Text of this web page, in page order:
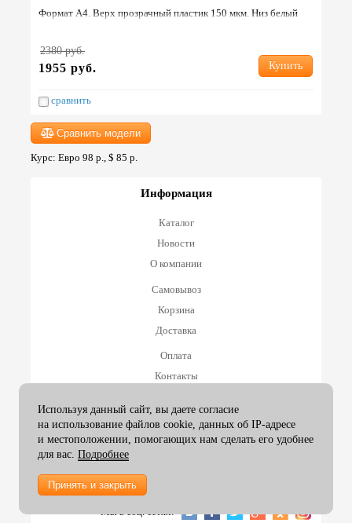
Формат А4. Верх прозрачный пластик 150 мкм. Низ белый
2380 руб.
1955 руб. Купить
сравнить
Сравнить модели
Курс: Евро 98 р., $ 85 р.
Информация
Каталог
Новости
О компании
Самовывоз
Корзина
Доставка
Оплата
Контакты
Принимаем к оплате
2007-26 ArtexGroup |
Мы в соц. сетях:
Используя данный сайт, вы даете согласие
на использование файлов cookie, данных об IP-адресе
и местоположении, помогающих нам сделать его удобнее
для вас. Подробнее
Принять и закрыть